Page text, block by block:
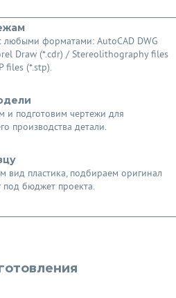
любыми форматами: AutoCAD DWG
Draw (*.cdr) / Stereolithography files
files (*.stp).
и подготовим чертежи для
производства детали.
вид пластика, подбираем оригинал
под бюджет проекта.